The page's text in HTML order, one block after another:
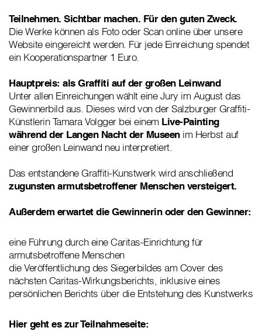
Teilnehmen. Sichtbar machen. Für den guten Zweck.
Die Werke können als Foto oder Scan online über unsere
Website eingereicht werden. Für jede Einreichung spendet
ein Kooperationspartner 1 Euro.
Hauptpreis: als Graffiti auf der großen Leinwand
Unter allen Einreichungen wählt eine Jury im August das
Gewinnerbild aus. Dieses wird von der Salzburger Graffiti-
Künstlerin Tamara Volgger bei einem Live-Painting
während der Langen Nacht der Museenim Herbst auf
einer großen Leinwand neu interpretiert.
Das entstandene Graffiti-Kunstwerk wird anschließend
zugunsten armutsbetroffener Menschen versteigert.
Außerdem erwartet die Gewinnerin oder den Gewinner:
eine Führung durch eine Caritas-Einrichtung für
armutsbetroffene Menschen
die Veröffentlichung des Siegerbildes am Cover des
nächsten Caritas-Wirkungsberichts, inklusive eines
persönlichen Berichts über die Entstehung des Kunstwerks
Hier geht es zur Teilnahmeseite: